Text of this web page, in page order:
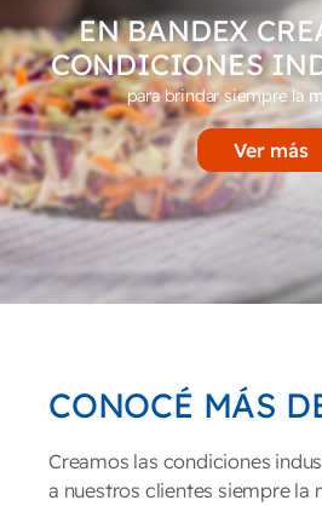
EN BANDEX
CONDICIONES
para brindar siempre la
Ver más
CONOCÉ MÁS
Creamos las condiciones
a nuestros clientes siempre la